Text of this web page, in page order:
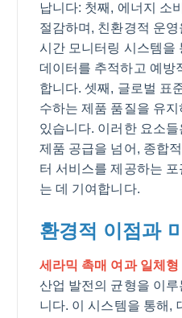
납니다: 첫째, 에너지 소
절감하며, 친환경적 운
시간 모니터링 시스템을
데이터를 추적하고 예방
합니다. 셋째, 글로벌 표
수하는 제품 품질을 유
있습니다. 이러한 요소
제품 공급을 넘어, 종합
터 서비스를 제공하는
는 데 기여합니다.
환경적 이점과
세라믹 촉매 여과 일체형
산업 발전의 균형을 이
니다. 이 시스템을 통해,